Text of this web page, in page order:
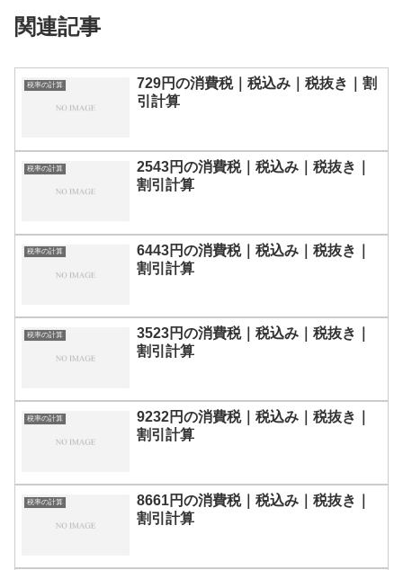
関連記事
税率の計算
729円の消費税｜税込み｜税抜き｜割
引計算
税率の計算
2543円の消費税｜税込み｜税抜き｜
割引計算
税率の計算
6443円の消費税｜税込み｜税抜き｜
割引計算
税率の計算
3523円の消費税｜税込み｜税抜き｜
割引計算
税率の計算
9232円の消費税｜税込み｜税抜き｜
割引計算
税率の計算
8661円の消費税｜税込み｜税抜き｜
割引計算